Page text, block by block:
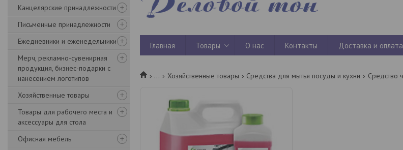
Канцелярские принадлежности
Письменные принадлежности
Ежедневники и еженедельники
Мерч, рекламно-сувенирная
продукция, бизнес-подарки с
нанесением логотипов
Хозяйственные товары
Товары для рабочего места и
аксессуары для стола
Офисная мебель
Главная Товары О нас Контакты Доставка и оплата
... Хозяйственные товары Средства для мытья посуды и кухни